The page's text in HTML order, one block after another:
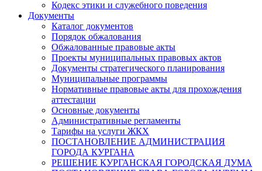
Кодекс этики и служебного поведения
Документы
Каталог документов
Порядок обжалования
Обжалованные правовые акты
Проекты муниципальных правовых актов
Документы стратегического планирования
Муниципальные программы
Нормативные правовые акты для прохождения
аттестации
Основные документы
Административные регламенты
Тарифы на услуги ЖКХ
ПОСТАНОВЛЕНИЕ АДМИНИСТРАЦИЯ
ГОРОДА КУРГАНА
РЕШЕНИЕ КУРГАНСКАЯ ГОРОДСКАЯ ДУМА